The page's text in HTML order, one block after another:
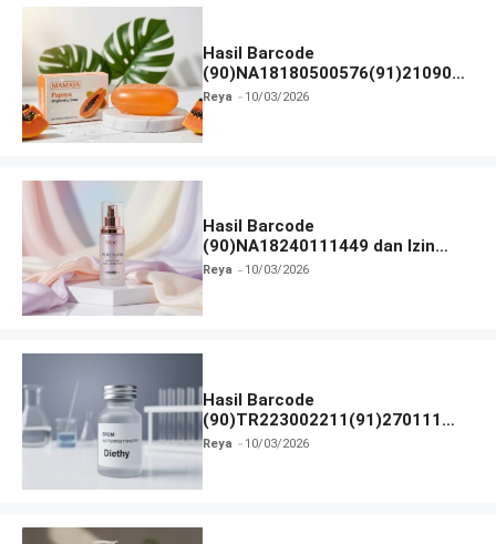
Hasil Barcode
(90)NA18180500576(91)210906
dan Izin BPOM
Reya 10/03/2026
Hasil Barcode
(90)NA18240111449 dan Izin
BPOM
Reya 10/03/2026
Hasil Barcode
(90)TR223002211(91)270111
dan Izin BPOM
Reya 10/03/2026